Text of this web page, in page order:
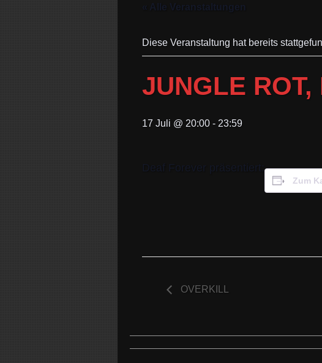
« Alle Veranstaltungen
Diese Veranstaltung hat bereits
JUNGLE
17 Juli @ 20:00 - 23:59
Deaf Forever präsentiert:
Zum
OVERKILL